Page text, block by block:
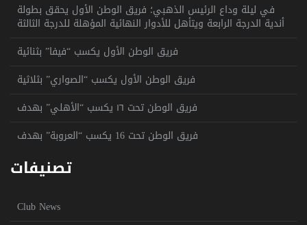
في ليلة وداع الرئيس الذهبي؛ فريق الوطن الأول يحقق بطولة
أندية الدرجة الرابعة ويتأهل للأدوار النهائية المؤهلة للدرجة الثالثة
فريق الوطن الأول يكسب “فيفا” بثنائية
فريق الوطن الأول يكسب “الصواري” بثلاثية
فريق الوطن تحت ١٦ يكسب “الأهلي” بهدف
فريق الوطن تحت 16 يكسب “العروبة” بهدف
تصنيفات
Club News